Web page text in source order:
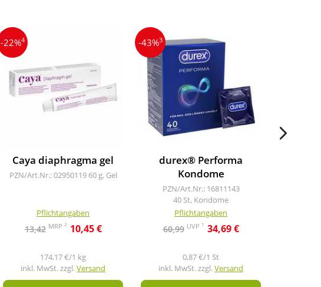
-22%4
Caya diaphragma gel
PZN/Art.Nr.: 02950119 60 g, Gel
Pflichtangaben
13,42 MRP 2 10,45 €
174,17 €/1 kg
inkl. MwSt. zzgl.Versand
-43%3
durex® Performa
Kondome
PZN/Art.Nr.: 16811143
40 St, Kondome
Pflichtangaben
60,99 UVP 1 34,69 €
0,87 €/1 St
inkl. MwSt. zzgl.Versand